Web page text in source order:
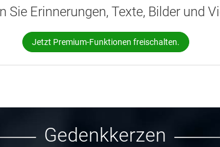
Sie Erinnerungen, Texte, Bilder und
Jetzt Premium-Funktionen freischalten.
Gedenkkerzen